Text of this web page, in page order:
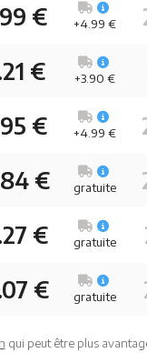
€ +4.99 €
€ +3.90 €
€ +4.99 €
€ gratuite
€ gratuite
€ gratuite
qui peut être plus